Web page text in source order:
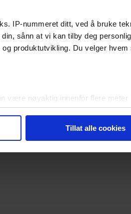
IP-nummeret ditt, ved å bruke
sånn at vi kan tilby deg
produktutvikling. Du velger hvem
være nøyaktig innenfor flere meter
(fingeravtrykk)
du kan velge hvordan de
Tillat alle cookies